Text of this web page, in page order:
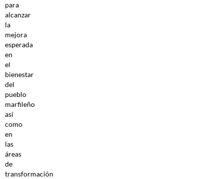
para
alcanzar
la
mejora
esperada
en
el
bienestar
del
pueblo
marfileño
así
como
en
las
áreas
de
transformación